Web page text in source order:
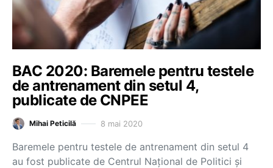
BAC 2020: Baremele pentru testele
de antrenament din setul 4,
publicate de CNPEE
Mihai Peticilă 8 mai 2020
Baremele pentru testele de antrenament din setul 4
au fost publicate de Centrul Național de Politici și